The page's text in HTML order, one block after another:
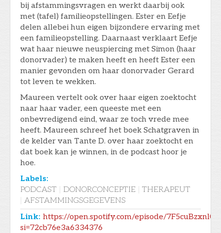
bij afstammingsvragen en werkt daarbij ook
met (tafel) familieopstellingen. Ester en Eefje
delen allebei hun eigen bijzondere ervaring met
een familieopstelling. Daarnaast verklaart Eefje
wat haar nieuwe neuspiercing met Simon (haar
donorvader) te maken heeft en heeft Ester een
manier gevonden om haar donorvader Gerard
tot leven te wekken.
Maureen vertelt ook over haar eigen zoektocht
naar haar vader, een queeste met een
onbevredigend eind, waar ze toch vrede mee
heeft. Maureen schreef het boek Schatgraven in
de kelder van Tante D. over haar zoektocht en
dat boek kan je winnen, in de podcast hoor je
hoe.
Labels:
PODCAST
DONORCONCEPTIE
THERAPEUT
AFSTAMMINGSGEGEVENS
Link: https://open.spotify.com/episode/
si=72cb76e3a6334376